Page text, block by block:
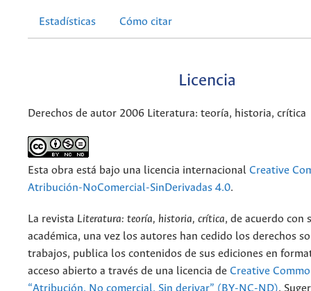
Estadísticas Cómo citar
Licencia
Derechos de autor 2006 Literatura: teoría, historia, crítica
Esta obra está bajo una licencia internacional Creative
Atribución-NoComercial-SinDerivadas 4.0.
La revista Literatura: teoría, historia, crítica, de acuerdo con
académica, una vez los autores han cedido los derechos
trabajos, publica los contenidos de sus ediciones en
acceso abierto a través de una licencia de Creative